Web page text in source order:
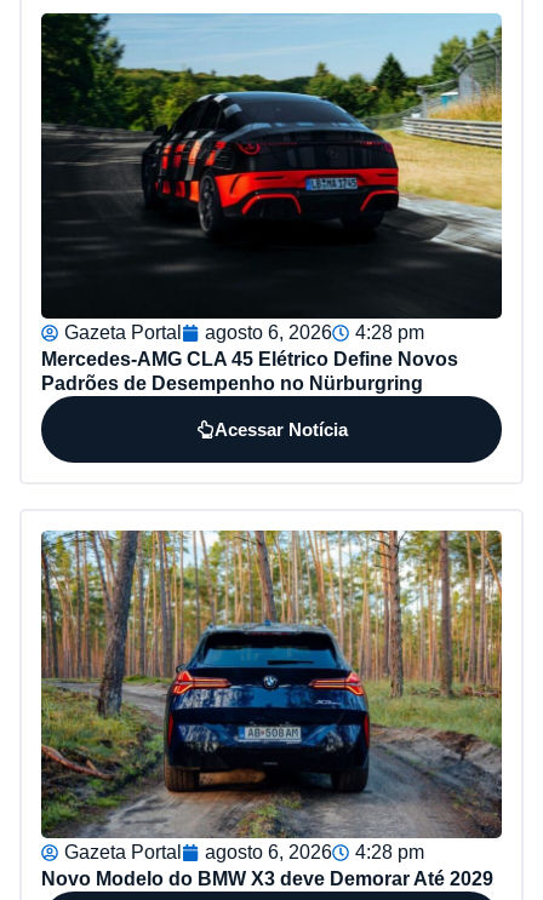
Gazeta Portal agosto 6, 2026
4:28 pm
Mercedes-AMG CLA 45 Elétrico Define Novos
Padrões de Desempenho no Nürburgring
Acessar Notícia
Gazeta Portal agosto 6, 2026
4:28 pm
Novo Modelo do BMW X3 deve Demorar Até 2029